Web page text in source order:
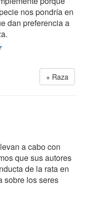
nos pondría en
dan preferencia a
Raza
a cabo con
que sus autores
de la rata en
sobre los seres